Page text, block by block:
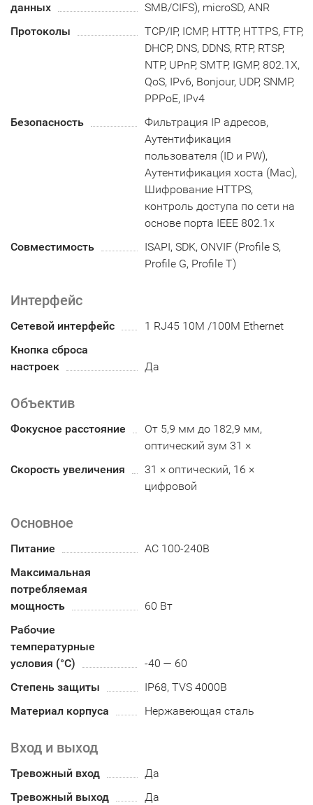
данных
SMB/CIFS), microSD, ANR
Протоколы
TCP/IP, ICMP, HTTP, HTTPS, FTP,
DHCP, DNS, DDNS, RTP, RTSP,
NTP, UPnP, SMTP, IGMP, 802.1X,
QoS, IPv6, Bonjour, UDP, SNMP,
PPPoE, IPv4
Безопасность
Фильтрация IP адресов,
Аутентификация
пользователя (ID и PW),
Аутентификация хоста (Mac),
Шифрование HTTPS,
контроль доступа по сети на
основе порта IEEE 802.1x
Совместимость
ISAPI, SDK, ONVIF (Profile S,
Profile G, Profile T)
Интерфейс
Сетевой интерфейс
1 RJ45 10M /100M Ethernet
Кнопка сброса
настроек
Да
Объектив
Фокусное расстояние
От 5,9 мм до 182,9 мм,
оптический зум 31 ×
Скорость увеличения
31 × оптический, 16 ×
цифровой
Основное
Питание
АC 100-240В
Максимальная
потребляемая
мощность
60 Вт
Рабочие
температурные
условия (°С)
-40 — 60
Степень защиты
IP68, TVS 4000В
Материал корпуса
Нержавеющая сталь
Вход и выход
Тревожный вход
Да
Тревожный выход
Да